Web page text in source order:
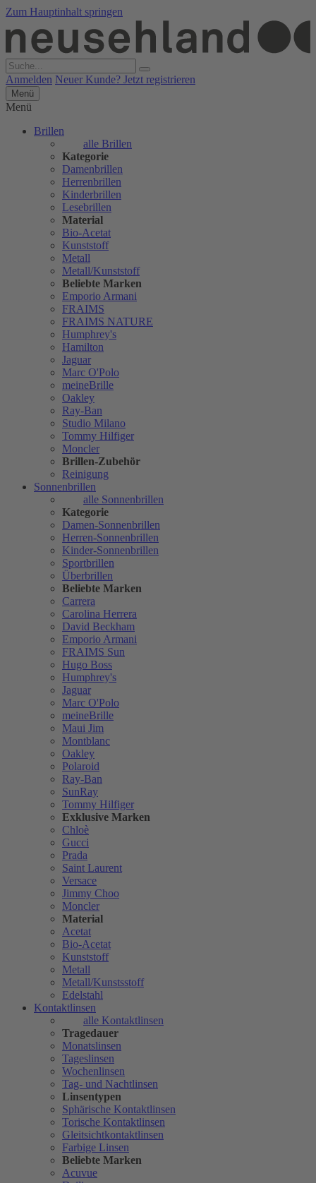
Zum Hauptinhalt springen
Anmelden Neuer Kunde? Jetzt registrieren
Menü
Menü
Brillen
alle Brillen
Kategorie
Damenbrillen
Herrenbrillen
Kinderbrillen
Lesebrillen
Material
Bio-Acetat
Kunststoff
Metall
Metall/Kunststoff
Beliebte Marken
Emporio Armani
FRAIMS
FRAIMS NATURE
Humphrey's
Hamilton
Jaguar
Marc O'Polo
meineBrille
Oakley
Ray-Ban
Studio Milano
Tommy Hilfiger
Moncler
Brillen-Zubehör
Reinigung
Sonnenbrillen
alle Sonnenbrillen
Kategorie
Damen-Sonnenbrillen
Herren-Sonnenbrillen
Kinder-Sonnenbrillen
Sportbrillen
Überbrillen
Beliebte Marken
Carrera
Carolina Herrera
David Beckham
Emporio Armani
FRAIMS Sun
Hugo Boss
Humphrey's
Jaguar
Marc O'Polo
meineBrille
Maui Jim
Montblanc
Oakley
Polaroid
Ray-Ban
SunRay
Tommy Hilfiger
Exklusive Marken
Chloè
Gucci
Prada
Saint Laurent
Versace
Jimmy Choo
Moncler
Material
Acetat
Bio-Acetat
Kunststoff
Metall
Metall/Kunstsstoff
Edelstahl
Kontaktlinsen
alle Kontaktlinsen
Tragedauer
Monatslinsen
Tageslinsen
Wochenlinsen
Tag- und Nachtlinsen
Linsentypen
Sphärische Kontaktlinsen
Torische Kontaktlinsen
Gleitsichtkontaktlinsen
Farbige Linsen
Beliebte Marken
Acuvue